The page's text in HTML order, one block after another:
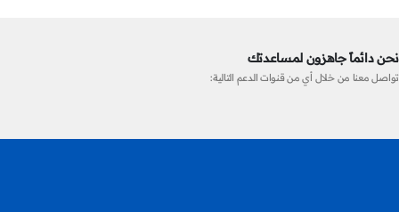
نحن دائماً جاهزون لمساعدتك
تواصل معنا من خلال أي من قنوات الدعم التالية: